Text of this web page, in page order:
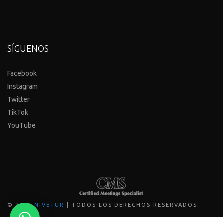
SÍGUENOS
Facebook
Instagram
Twitter
TikTok
YouTube
© 2022 NIVETUR | TODOS LOS DERECHOS RESERVADOS